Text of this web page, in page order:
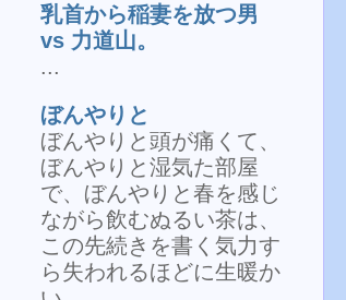
乳首から稲妻を放つ男
vs 力道山。
...
ぼんやりと
ぼんやりと頭が痛くて、
ぼんやりと湿気た部屋
で、ぼんやりと春を感じ
ながら飲むぬるい茶は、
この先続きを書く気力す
ら失われるほどに生暖か